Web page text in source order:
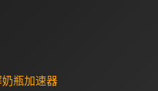
瓶加速器